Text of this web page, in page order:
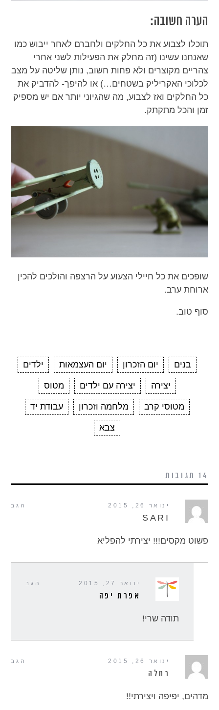
הערה חשובה:
תוכלו לצבוע את כל החלקים ולחברם לאחר ייבוש כמו
שאנחנו עשינו (זה מחלק את הפעילות לשני אחרי
צהריים מקוצרים ולא פחות חשוב, נותן שליטה על מצב
לכלוכי האקריליק בשטחים…) או להיפך- להדביק את
כל החלקים ואז לצבוע, מה שהגיוני יותר אם יש מספיק
זמן והכל מתקתק.
שופכים את כל חיילי הצעוע על הרצפה והולכים להכין
ארוחת ערב.
סוף טוב.
בנים יום הזכרון יום העצמאות ילדים
יצירה יצירה עם ילדים מטוס
מטוסי קרב מלחמה וזכרון עבודת יד
צבא
14 תגובות
הגב ינואר 26, 2015
SARI
פשוט מקסים!!! יצירתי להפליא
הגב ינואר 27, 2015
אפרת יפה
תודה שרי!
הגב ינואר 26, 2015
רחלה
מדהים, יפיפה ויצירתי!!